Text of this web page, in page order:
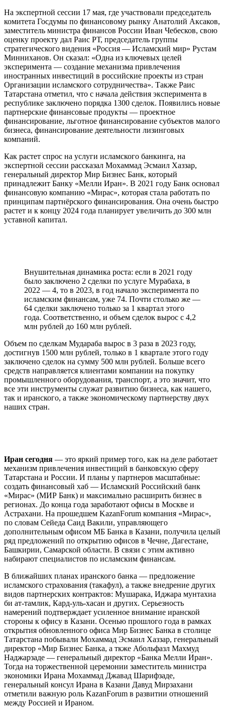
На экспертной сессии 17 мая, где участвовали председатель
комитета Госдумы по финансовому рынку Анатолий Аксаков,
заместитель министра финансов России Иван Чебесков, свою
оценку проекту дал Раис РТ, председатель группы
стратегического видения «Россия — Исламский мир» Рустам
Минниханов. Он сказал: «Одна из ключевых целей
эксперимента — создание механизма привлечения
иностранных инвестиций в российские проекты из стран
Организации исламского сотрудничества». Также Раис
Татарстана отметил, что с начала действия эксперимента в
республике заключено порядка 1300 сделок. Появились новые
партнерские финансовые продукты — проектное
финансирование, льготное финансирование субъектов малого
бизнеса, финансирование деятельности лизинговых
компаний.
Как растет спрос на услуги исламского банкинга, на
экспертной сессии рассказал Мохаммад Эсмаил Хаззар,
генеральный директор Мир Бизнес Банк, который
принадлежит Банку «Мелли Иран». В 2021 году Банк основал
финансовую компанию «Мирас», которая стала работать по
принципам партнёрского финансирования. Она очень быстро
растет и к концу 2024 года планирует увеличить до 300 млн
уставной капитал.
Внушительная динамика роста: если в 2021 году
было заключено 2 сделки по услуге Мурабаха, в
2022 — 4, то в 2023, в год начало эксперимента по
исламским финансам, уже 74. Почти столько же —
64 сделки заключено только за 1 квартал этого
года. Соответственно, и объем сделок вырос с 4,2
млн рублей до 160 млн рублей.
Объем по сделкам Мудараба вырос в 3 раза в 2023 году,
достигнув 1500 млн рублей, только в 1 квартале этого году
заключено сделок на сумму 500 млн рублей. Больше всего
средств направляется клиентами компании на покупку
промышленного оборудования, транспорт, а это значит, что
все эти инструменты служат развитию бизнеса, как нашего,
так и иранского, а также экономическому партнерству двух
наших стран.
Иран сегодня — это яркий пример того, как на деле работает
механизм привлечения инвестиций в банковскую сферу
Татарстана и России. И планы у партнеров масштабные:
создать финансовый хаб — Исламский Российский банк
«Мирас» (МИР Банк) и максимально расширить бизнес в
регионах. До конца года заработают офисы в Москве и
Астрахани. На прошедшем KazanForum компания «Мирас»,
по словам Сейеда Саид Вакили, управляющего
дополнительным офисом МБ Банка в Казани, получила целый
ряд предложений по открытию офисов в Чечне, Дагестане,
Башкирии, Самарской области. В связи с этим активно
набирают специалистов по исламским финансам.
В ближайших планах иранского банка — предложение
исламского страхования (такафул), а также внедрение других
видов партнерских контрактов: Мушарака, Иджара мунтахиа
би ат-тамлик, Кард-уль-хасан и других. Серьезность
намерений подтверждает усиленное внимание иранской
стороны к офису в Казани. Осенью прошлого года в рамках
открытия обновленного офиса Мир Бизнес Банка в столице
Татарстана побывали Мохаммад Эсмаил Хаззар, генеральный
директор «Мир Бизнес Банка, а ткже Абольфазл Махмуд
Наджарзаде — генеральный директор «Банка Мелли Иран».
Тогда на торжественной церемонии заместитель министра
экономики Ирана Мохаммад Джавад Шарифзаде,
генеральный консул Ирана в Казани Давуд Мирзахани
отметили важную роль KazanForum в развитии отношений
между Россией и Ираном.